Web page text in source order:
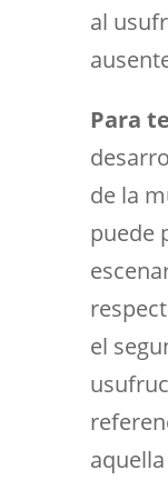
al
Para
de la
puede
el